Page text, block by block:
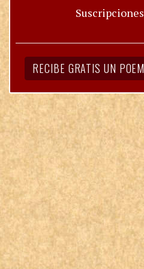
RECIBE GRATIS UN